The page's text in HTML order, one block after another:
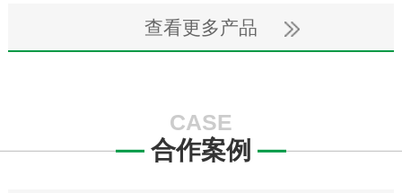
查看更多产品
CASE
合作案例